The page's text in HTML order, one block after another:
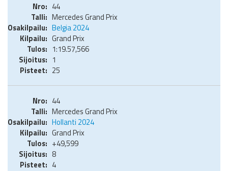
44
Mercedes Grand Prix
Belgia 2024
Grand Prix
1:19.57,566
1
25
44
Mercedes Grand Prix
Hollanti 2024
Grand Prix
+49,599
8
4